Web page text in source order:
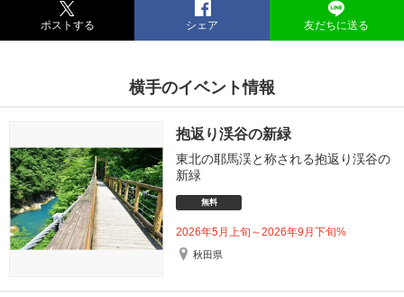
ポストする シェア 友だちに送る
横手のイベント情報
抱返り渓谷の新緑
東北の耶馬渓と称される抱返り渓谷の
新緑
無料
2026年5月上旬～2026年9月下旬%
秋田県